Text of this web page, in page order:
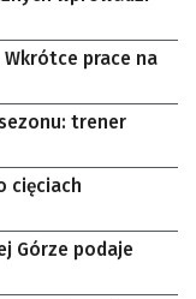
prace na
trener
cięciach
Górze podaje